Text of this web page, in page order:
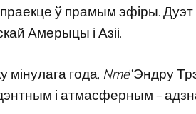
ў прамым эфіры. Дуэт
Амерыцы і Азіі.
мінулага года, Nme“Эндру
і атмасферным –